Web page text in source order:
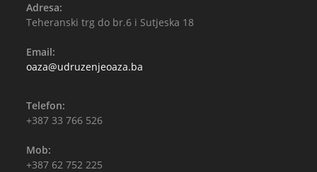
Adresa:
Teheranski trg do br.6 i Sutjeska 18
Email:
oaza@udruzenjeoaza.ba
Telefon:
+387 33 766 526
Mob:
+387 62 752 225